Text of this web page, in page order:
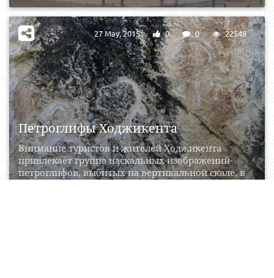
Петроглифы Ходжикента
Внимание туристов и жителей Ходжикента
привлекает группа наскальных изображений-
петроглифов, выбитых на вертикальной скале, в
27 May, 2015 0 0 22548